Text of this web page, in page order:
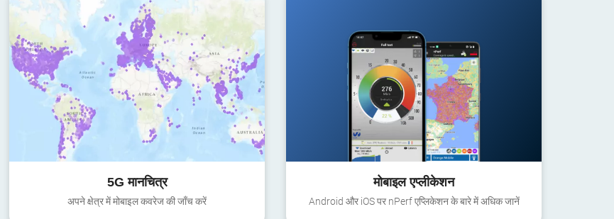
5G मानचित्र
अपने क्षेत्र में मोबाइल कवरेज की जाँच करें
मोबाइल एप्लीकेशन
Android और iOS पर nPerf एप्लिकेशन के बारे में अधिक जानें